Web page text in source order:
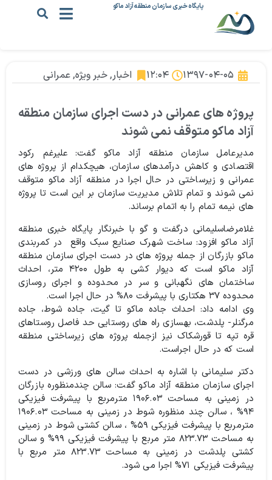
پایگاه خبری سازمان منطقه آزاد ماکو
۱۳۹۷-۰۴-۰۵ ۱۲:۰۴ اخبار,خبر ویژه,عمرانی
پروژه های عمرانی در دست اجرای سازمان منطقه
آزاد ماکو متوقف نمی شوند
مدیرعامل سازمان منطقه آزاد ماکو گفت: علیرغم رکود
اقتصادی و کاهش درآمدهای سازمان، هیچکدام از پروژه های
عمرانی و زیرساختی در حال اجرا در منطقه آزاد ماکو متوقف
نمی شوند و تمام تلاش مدیریت سازمان بر این است تا پروژه
های نیمه تمام را به اتمام برساند.
غلامرضاسلیمانی درگفت و گو با خبرنگار پایگاه خبری منطقه
آزاد ماکو افزود: ساخت شهرک صنایع سبک واقع در کمربندی
ماکو بازرگان از جمله پروژه های در دست اجرای سازمان منطقه
آزاد ماکو است که دیوار کشی به طول ۴۲۰۰ متر، احداث
ساختمان های نگهبانی و سر در محدوده و اجرای روسازی
محدوده ۳۷ هکتاری با پیشرفت ۸۰% در حال اجرا است.
وی ادامه داد: احداث جاده ماکو تا گیت، جاده شوط، جاده
مرگنلر- پلدشت، بهسازی راه های روستایی حد فاصل روستاهای
قره تپه تا قورشکاک نیز ازجمله پروژه های زیرساختی منطقه
است که در حال اجراست.
دکتر سلیمانی با اشاره به احداث سالن های ورزشی در دست
اجرای سازمان منطقه آزاد ماکو گفت: سالن چندمنظوره بازرگان
در زمینی به مساحت ۱۹۰۶.۰۳ مترمربع با پیشرفت فیزیکی
۹۴% ، سالن چند منظوره شوط در زمینی به مساحت ۱۹۰۶.۰۳
مترمربع با پیشرفت فیزیکی ۵۹% ، سالن کشتی شوط در زمینی
به مساحت ۸۲۳.۷۳ متر مربع با پیشرفت فیزیکی ۹۹% و سالن
کشتی پلدشت در زمینی به مساحت ۸۲۳.۷۳ متر مربع با
پیشرفت فیزیکی ۷۱% اجرا می شود.